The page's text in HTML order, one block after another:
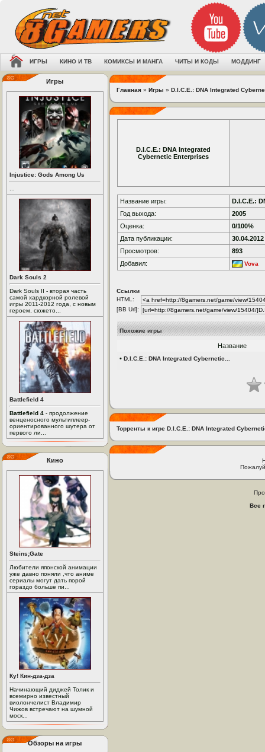
ИГРЫ КИНО И ТВ КОМИКСЫ И МАНГА ЧИТЫ И КОДЫ МОДДИНГ
Игры
Injustice: Gods Among Us
Dark Souls 2
Dark Souls II - вторая часть
самой хардкорной ролевой
игры 2011-2012 года, с новым
героем, сюжето...
Battlefield 4
Battlefield 4 - продолжение
венценосного мультиплеер-
ориентированного шутера от
первого ли...
Кино
Steins;Gate
Любители японской анимации
уже давно поняли ,что аниме
сериалы могут дать порой
гораздо больше пи...
Ку! Кин-дза-дза
Начинающий диджей Толик и
всемирно известный
виолончелист Владимир
Чижов встречают на шумной
моск...
Обзоры на игры
Главная » Игры » D.I.C.E.: DNA Integrated
D.I.C.E.: DNA Integrated
Cybernetic Enterprises
Название игры:
D.I.C.E.:
Год выхода:
2005
Оценка:
0/100%
Дата публикации:
30.04.2012
Просмотров:
893
Добавил:
Vova
Ссылки
HTML:
[BB Url]:
Похожие игры
Название
• D.I.C.E.: DNA Integrated Cybernetic...
Торренты к игре D.I.C.E.: DNA Integrated
Все